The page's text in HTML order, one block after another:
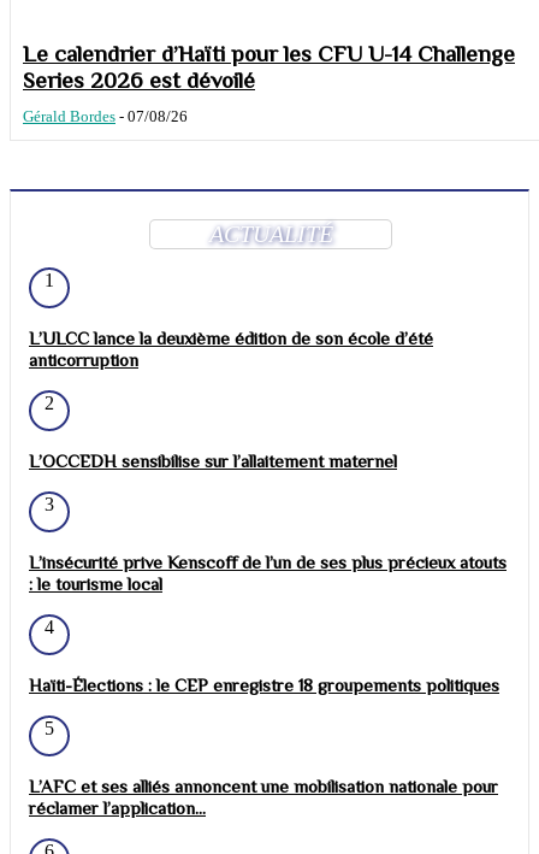
Le calendrier d’Haïti pour les CFU U-14 Challenge
Series 2026 est dévoilé
Gérald Bordes - 07/08/26
ACTUALITÉ
1
L’ULCC lance la deuxième édition de son école d’été
anticorruption
2
L’OCCEDH sensibilise sur l’allaitement maternel
3
L’insécurité prive Kenscoff de l’un de ses plus précieux atouts
: le tourisme local
4
Haïti-Élections : le CEP enregistre 18 groupements politiques
5
L’AFC et ses alliés annoncent une mobilisation nationale pour
réclamer l’application...